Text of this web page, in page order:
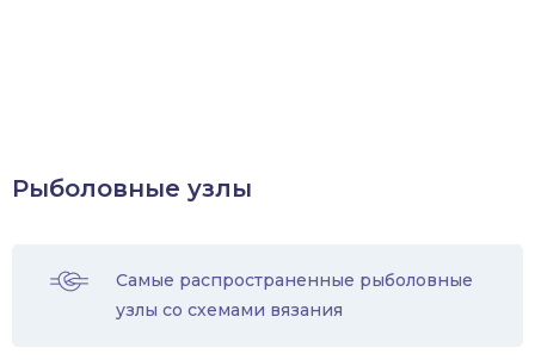
Рыболовные узлы
Самые распространенные рыболовные
узлы со схемами вязания